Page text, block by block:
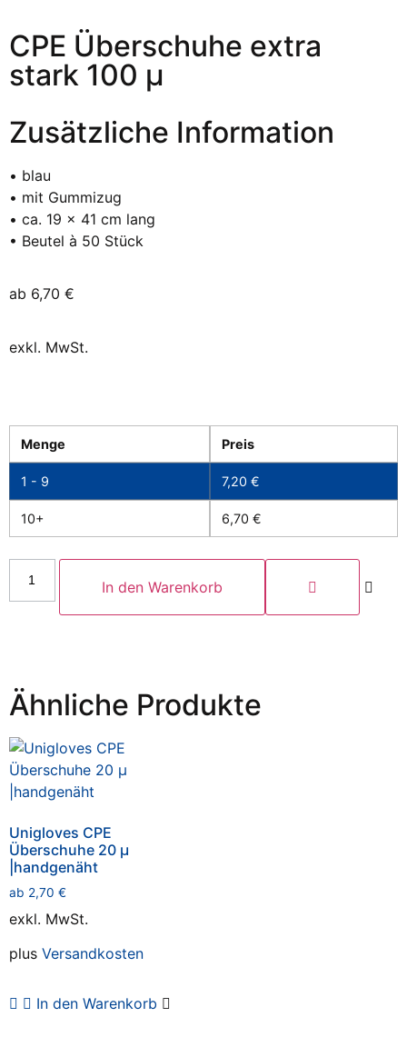
CPE Überschuhe extra
stark 100 µ
Zusätzliche Information
• blau
• mit Gummizug
• ca. 19 x 41 cm lang
• Beutel à 50 Stück
ab 6,70 €
exkl. MwSt.
Menge Preis
1 - 9 7,20 €
10+ 6,70 €
In den Warenkorb
Ähnliche Produkte
Unigloves CPE
Überschuhe 20 µ
|handgenäht
ab 2,70 €
exkl. MwSt.
plus Versandkosten
In den Warenkorb